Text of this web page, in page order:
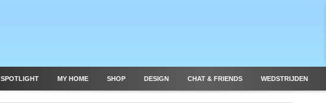
SPOTLIGHT MY HOME SHOP DESIGN CHAT & FRIENDS WEDSTRIJDEN